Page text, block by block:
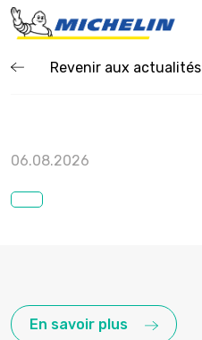
Revenir aux actualités
06.08.2026
En savoir plus